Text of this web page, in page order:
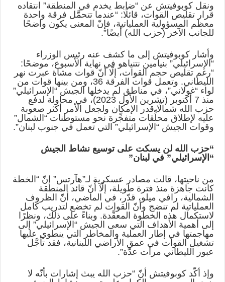
ونقل كوبوفيتش عن “ضابط يخدم في المنطقة” انتقاده
قرار تقليص القوات، قائلًا: “عندما تتحمَّل فرقة واحدة
معظم المسؤولية العملياتية، فإنّ المعنى يكون واضحًا
للجانب الآخر (حزب الله) أيضًا”.
وأشار كوبوفيتش إلى ما كشف عنه رئيس الوزراء
“الإسرائيلي” بنيامين نتنياهو في نهاية الأسبوع، موضحًا:
“رغم تقليص حجم القوات، إلّا أنّ قوات مشاة عبرت نهر
الليطاني. وتعمل قوات الفرقة 36، ومن بينها قوات من
لواء “غولاني”، في مناطق لم يدخلها الجيش “الإسرائيلي”
منذ 7 أكتوبر (تشرين الأول 2023)، في محاولة لدفع
حزب الله شمالًا قدر الإمكان ولجعل الأمر أكثر صعوبة
عليه لإطلاق محلِّقات متفجِّرة نحو مستوطنات “الشمال”
وقوات الجيش “الإسرائيلي” التي تعمل في جنوب لبنان”.
“حزب الله لن يسكت على توسيع نشاط الجيش
“الإسرائيلي” في لبنان”
من ناحيتها، قالت مصادر عسكرية لـ”هآرتس” إنّ “الخطة
كانت جاهزة منذ فترة طويلة، إلّا أنّ قائد المنطقة
الشمالية، رافي ميلو، قدّر، في الماضي، أنّ الظروف
العملياتية لم تنضج وأنّ القوات لم تخضع لتدريب كامل
لاستكمال هذه الخطوة المعقَّدة. وبناءً على ذلك، ونظرًا
إلى أهمية الأهداف التي سعى الجيش “الإسرائيلي” إلى
مهاجمتها في إطار العملية والمخاطر التي ينطوي عليها
تشغيل القوات في عمق الأراضي اللبنانية، فقد تأجَّل
عبور الليطاني مرات عدَّة”.
وإذ أكّد كوبوفيتش أنّ “حزب الله يبث إشارات بأنّه لا